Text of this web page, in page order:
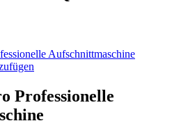
Professionelle